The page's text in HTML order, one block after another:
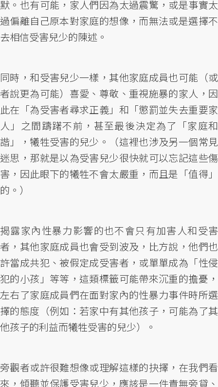
默。也有可能，家人們因為太過震驚，或是事實太
過偏離自己原本對家庭的想像，而無法或是選擇不
去相信受害兒少的陳述。
同時，和受害兒少一樣，其他家庭成員也可能（或
者說更為可能）喜愛、尊敬、重視施暴的家人，因
此在「為受害者尋求正義」和「懲罰並失去重要家
人」之間躊躇不前，甚至最後決定為了「家庭和
諧」，犧牲受害的兒少。（這裡也涉及另一個常見
迷思，那就是以為受害兒少很快就可以忘記這些傷
害，因此眼下的犧牲不會太嚴重，而且是「值得」
的。）
揭露家內性暴力影響的也不會只有加害人和受害
者，其他家庭成員也會受到波及，比方說，他們也
許當成共犯、被假定成受害者，或單單成為「性侵
犯的小孩」等等，這類標籤可能帶來沉重的擔憂，
左右了家庭成員們在面對家內的性暴力事件時所選
擇的態度（例如：若家中有其他孩子，可能為了其
他孩子的利益而犧牲受害的兒少）。
旁觀者或許很難想像或理解這樣的抉擇，在我們看
來，傾聽並保護受害兒少，應該是一件責無旁貸、